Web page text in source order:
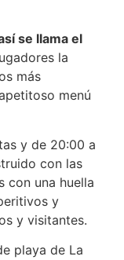
se llama el
la
más
menú
y de 20:00 a
con las
con una huella
y
y visitantes.
playa de La